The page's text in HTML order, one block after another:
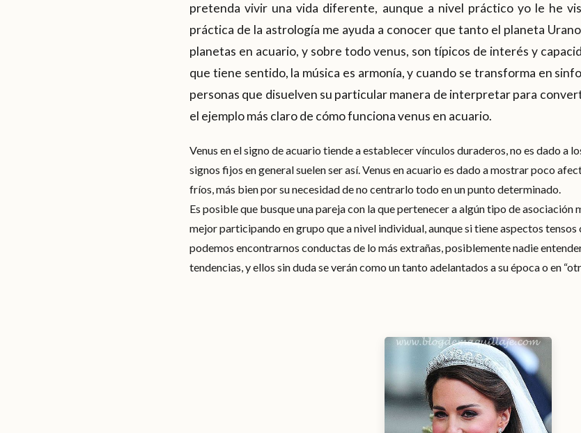
pretenda vivir una vida diferente, aunque a nivel práctico yo le he
práctica de la astrología me ayuda a conocer que tanto el planeta
planetas en acuario, y sobre todo venus, son típicos de interés y
que tiene sentido, la música es armonía, y cuando se transforma en
personas que disuelven su particular manera de interpretar para
el ejemplo más claro de cómo funciona venus en acuario.
Venus en el signo de acuario tiende a establecer vínculos duraderos, no es dado a
signos fijos en general suelen ser así. Venus en acuario es dado a mostrar poco
fríos, más bien por su necesidad de no centrarlo todo en un punto determinado.
Es posible que busque una pareja con la que pertenecer a algún tipo de asociación
mejor participando en grupo que a nivel individual, aunque si tiene aspectos tensos
podemos encontrarnos conductas de lo más extrañas, posiblemente nadie
tendencias, y ellos sin duda se verán como un tanto adelantados a su época o en